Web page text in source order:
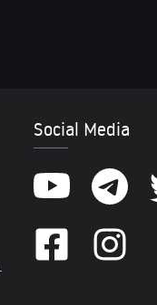
Social Media